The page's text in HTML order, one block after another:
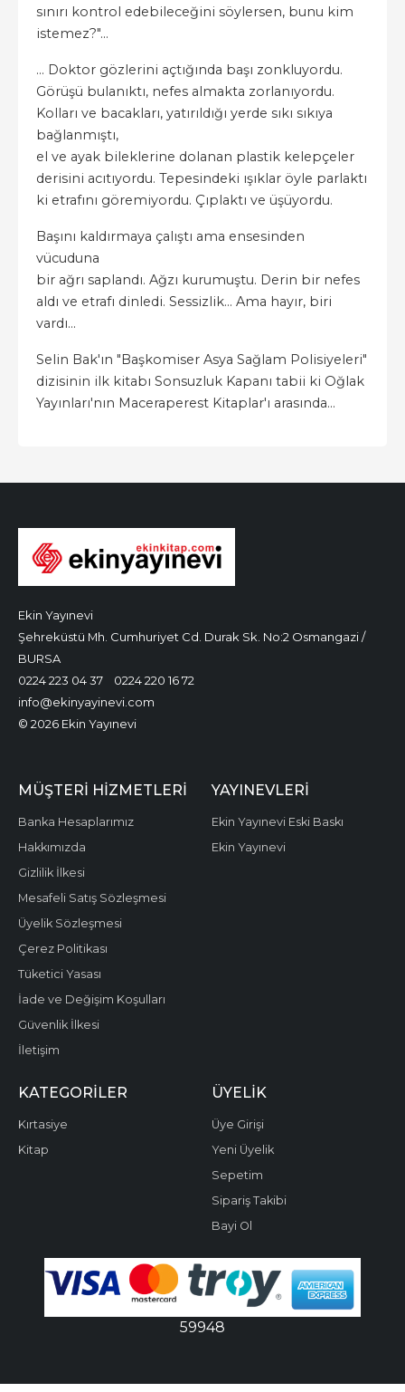
sınırı kontrol edebileceğini söylersen, bunu kim
istemez?"…
... Doktor gözlerini açtığında başı zonkluyordu.
Görüşü bulanıktı, nefes almakta zorlanıyordu.
Kolları ve bacakları, yatırıldığı yerde sıkı sıkıya
bağlanmıştı,
el ve ayak bileklerine dolanan plastik kelepçeler
derisini acıtıyordu. Tepesindeki ışıklar öyle parlaktı
ki etrafını göremiyordu. Çıplaktı ve üşüyordu.
Başını kaldırmaya çalıştı ama ensesinden
vücuduna
bir ağrı saplandı. Ağzı kurumuştu. Derin bir nefes
aldı ve etrafı dinledi. Sessizlik... Ama hayır, biri
vardı…
Selin Bak'ın "Başkomiser Asya Sağlam Polisiyeleri"
dizisinin ilk kitabı Sonsuzluk Kapanı tabii ki Oğlak
Yayınları'nın Maceraperest Kitaplar'ı arasında...
Ekin Yayınevi
Şehreküstü Mh. Cumhuriyet Cd. Durak Sk. No:2 Osmangazi /
BURSA
0224 223 04 37
0224 220 16 72
info@ekinyayinevi.com
© 2026 Ekin Yayınevi
MÜŞTERI HIZMETLERI
Banka Hesaplarımız
Hakkımızda
Gizlilik İlkesi
Mesafeli Satış Sözleşmesi
Üyelik Sözleşmesi
Çerez Politikası
Tüketici Yasası
İade ve Değişim Koşulları
Güvenlik İlkesi
İletişim
YAYINEVLERI
Ekin Yayınevi Eski Baskı
Ekin Yayınevi
KATEGORILER
Kırtasiye
Kitap
ÜYELIK
Üye Girişi
Yeni Üyelik
Sepetim
Sipariş Takibi
Bayi Ol
59948